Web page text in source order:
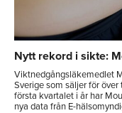
Nytt rekord i sikte:
Viktnedgångsläkemedlet
Sverige som säljer för
första kvartalet i år har
nya data från E-